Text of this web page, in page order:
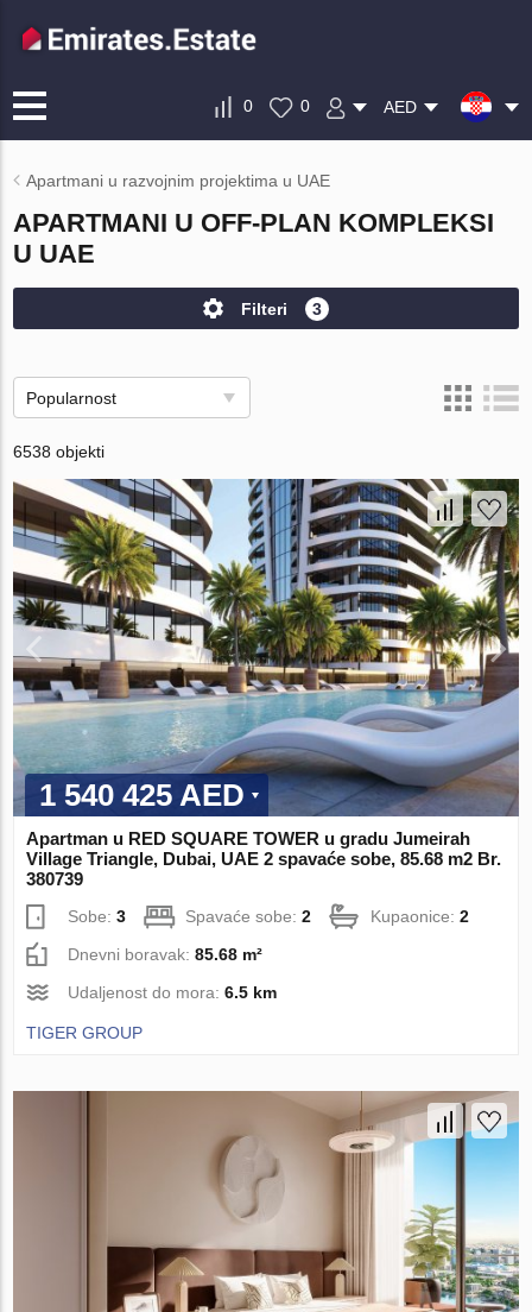
0 0 AED
Apartmani u razvojnim projektima u UAE
APARTMANI U OFF-PLAN KOMPLEKSI
U UAE
Filteri 3
Popularnost
6538 objekti
1 540 425 AED
Apartman u RED SQUARE TOWER u gradu Jumeirah
Village Triangle, Dubai, UAE 2 spavaće sobe, 85.68 m2 Br.
380739
Sobe:3 Spavaće sobe:2 Kupaonice:2
Dnevni boravak:85.68 m²
Udaljenost do mora:6.5 km
TIGER GROUP